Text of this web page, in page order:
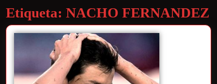
Etiqueta: NACHO FERNANDEZ